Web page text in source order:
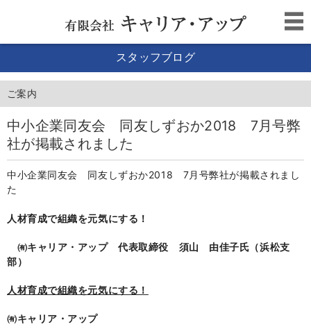
スタッフブログ
ご案内
中小企業同友会 同友しずおか2018 7月号弊
社が掲載されました
中小企業同友会 同友しずおか2018 7月号弊社が掲載されまし
た
人材育成で組織を元気にする！
㈲キャリア・アップ 代表取締役 須山 由佳子氏（浜松支
部）
人材育成で組織を元気にする！
㈲キャリア・アップ